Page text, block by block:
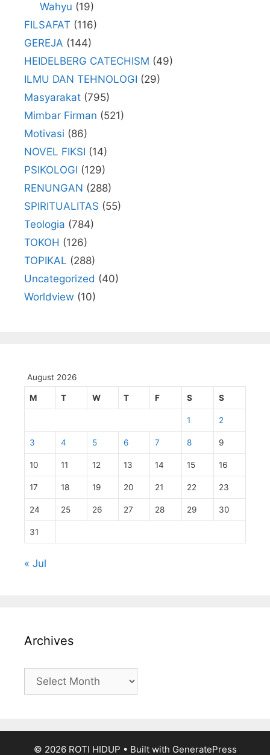
Wahyu (19)
FILSAFAT (116)
GEREJA (144)
HEIDELBERG CATECHISM (49)
ILMU DAN TEHNOLOGI (29)
Masyarakat (795)
Mimbar Firman (521)
Motivasi (86)
NOVEL FIKSI (14)
PSIKOLOGI (129)
RENUNGAN (288)
SPIRITUALITAS (55)
Teologia (784)
TOKOH (126)
TOPIKAL (288)
Uncategorized (40)
Worldview (10)
August 2026
M T W T F S S
1 2
3 4 5 6 7 8 9
10 11 12 13 14 15 16
17 18 19 20 21 22 23
24 25 26 27 28 29 30
31
« Jul
Archives
Archives
© 2026 ROTI HIDUP • Built with GeneratePress